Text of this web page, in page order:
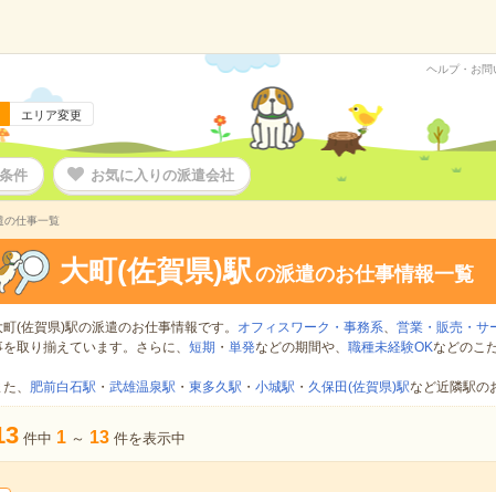
エリア変更
ヘルプ・お問
件 お気に入りの派遣会社
の仕事一覧
大町(佐賀県)駅の派遣のお仕事情報一覧
町(佐賀県)駅の派遣のお仕事情報です。 オフィスワーク・事務系、 営業・販売・サ
を取り揃えています。さらに、 短期 ・ 単発などの期間や、 職種未経験OKなどのこ
、 肥前白石駅 ・ 武雄温泉駅 ・ 東多久駅 ・ 小城駅 ・ 久保田(佐賀県)駅など近隣駅の
件中 1 ～ 13 件を表示中